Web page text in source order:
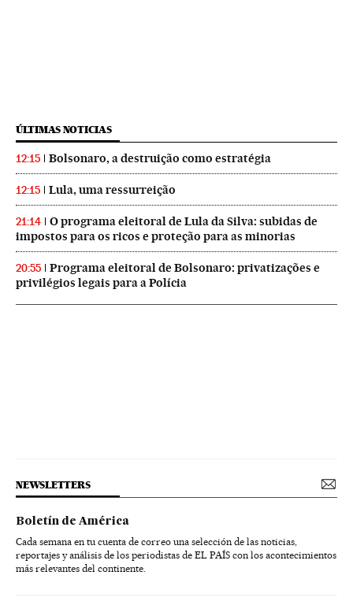
ÚLTIMAS NOTICIAS
12:15 Bolsonaro, a destruição como estratégia
12:15 Lula, uma ressurreição
21:14
O programa eleitoral de Lula da Silva: subidas de
impostos para os ricos e proteção para as minorias
20:55
Programa eleitoral de Bolsonaro: privatizações e
privilégios legais para a Polícia
NEWSLETTERS
Boletín de América
Cada semana en tu cuenta de correo una selección de las noticias,
reportajes y análisis de los periodistas de EL PAÍS con los acontecimientos
más relevantes del continente.